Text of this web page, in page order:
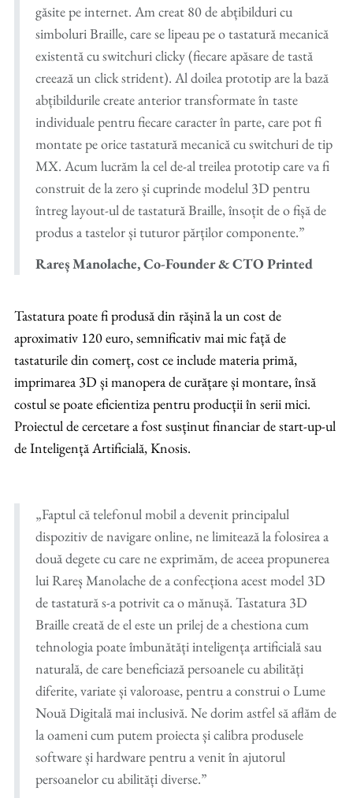
găsite pe internet. Am creat 80 de abțibilduri cu
simboluri Braille, care se lipeau pe o tastatură mecanică
existentă cu switchuri clicky (fiecare apăsare de tastă
creează un click strident). Al doilea prototip are la bază
abțibildurile create anterior transformate în taste
individuale pentru fiecare caracter în parte, care pot fi
montate pe orice tastatură mecanică cu switchuri de tip
MX. Acum lucrăm la cel de-al treilea prototip care va fi
construit de la zero și cuprinde modelul 3D pentru
întreg layout-ul de tastatură Braille, însoțit de o fișă de
produs a tastelor și tuturor părților componente.”
Rareș Manolache, Co-Founder & CTO Printed
Tastatura poate fi produsă din rășină la un cost de
aproximativ 120 euro, semnificativ mai mic față de
tastaturile din comerț, cost ce include materia primă,
imprimarea 3D și manopera de curățare și montare, însă
costul se poate eficientiza pentru producții în serii mici.
Proiectul de cercetare a fost susținut financiar de start-up-ul
de Inteligență Artificială, Knosis.
„Faptul că telefonul mobil a devenit principalul
dispozitiv de navigare online, ne limitează la folosirea a
două degete cu care ne exprimăm, de aceea propunerea
lui Rareș Manolache de a confecționa acest model 3D
de tastatură s-a potrivit ca o mănușă. Tastatura 3D
Braille creată de el este un prilej de a chestiona cum
tehnologia poate îmbunătăți inteligența artificială sau
naturală, de care beneficiază persoanele cu abilități
diferite, variate și valoroase, pentru a construi o Lume
Nouă Digitală mai inclusivă. Ne dorim astfel să aflăm de
la oameni cum putem proiecta și calibra produsele
software și hardware pentru a venit în ajutorul
persoanelor cu abilități diverse.”